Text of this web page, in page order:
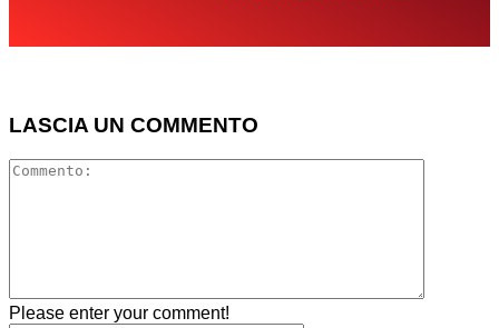
LASCIA UN COMMENTO
Please enter your comment!